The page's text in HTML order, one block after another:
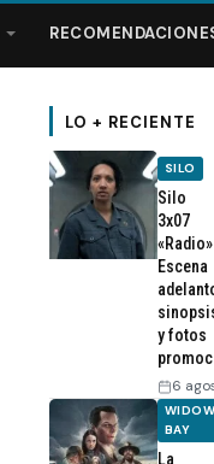
LO + RECIENTE
SILO
Silo
3x07
Escena
y fotos
6
BAY
La